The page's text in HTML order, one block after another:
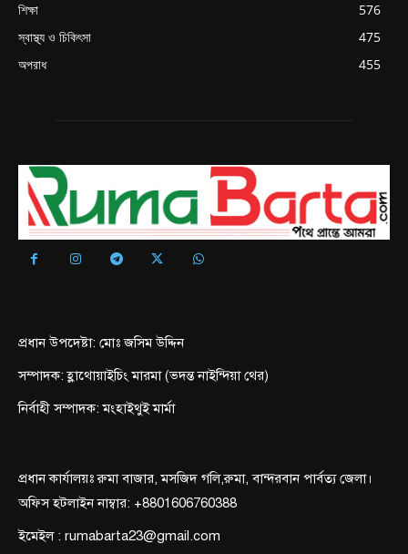
শিক্ষা
576
স্বাস্থ্য ও চিকিৎসা
475
অপরাধ
455
প্রধান উপদেষ্টা: মোঃ জসিম উদ্দিন
সম্পাদক: হ্লাথোয়াইচিং মারমা (ভদন্ত নাইন্দিয়া থের)
নির্বাহী সম্পাদক: মংহাইথুই মার্মা
প্রধান কার্যালয়ঃ রুমা বাজার, মসজিদ গলি,রুমা, বান্দরবান পার্বত্য জেলা।
অফিস হটলাইন নাম্বার: +8801606760388
ইমেইল : rumabarta23@gmail.com